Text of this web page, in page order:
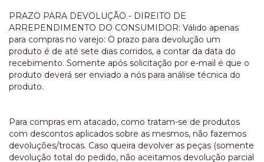
PRAZO PARA DEVOLUÇÃO - DIREITO DE
ARREPENDIMENTO DO CONSUMIDOR: Válido apenas
para compras no varejo: O prazo para devolução um
produto é de até sete dias corridos, a contar da data do
recebimento. Somente após solicitação por e-mail é que o
produto deverá ser enviado a nós para análise técnica do
produto.
Para compras em atacado, como tratam-se de produtos
com descontos aplicados sobre as mesmos, não fazemos
devoluções/trocas. Caso queira devolver as peças (somente
devolução total do pedido, não aceitamos devolução parcial